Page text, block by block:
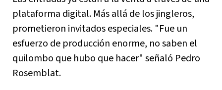
plataforma digital. Más allá de los jingleros,
prometieron invitados especiales. "Fue un
esfuerzo de producción enorme, no saben el
quilombo que hubo que hacer" señaló Pedro
Rosemblat.